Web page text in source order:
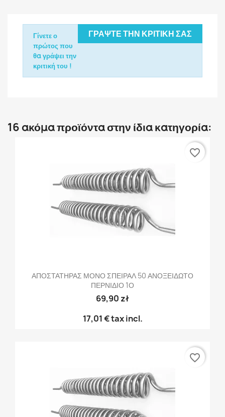
ΓΡΆΨΤΕ ΤΗΝ ΚΡΙΤΙΚΉ ΣΑΣ
Γίνετε ο
πρώτος που
θα γράψει την
κριτική του !
16 ακόμα προϊόντα στην ίδια κατηγορία:
ΑΠΟΣΤΑΤΗΡΑΣ ΜΟΝΟ ΣΠΕΙΡΑΛ 50 ΑΝΟΞΕΙΔΩΤΟ
ΠΕΡΝΙΔΙΟ 1Ο
69,90 zł
17,01 €tax incl.
favorite_border
favorite_border